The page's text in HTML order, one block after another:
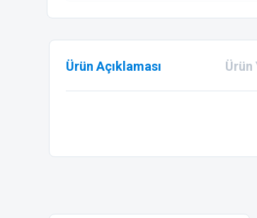
Ürün Açıklaması Ürün
Ürün resmi kalitesiz, bozuk veya